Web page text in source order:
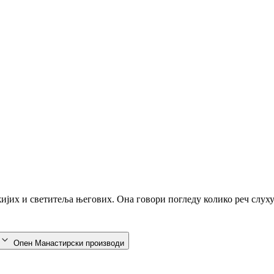
и светитеља његових. Она говори погледу колико реч
Опен Манастирски производи